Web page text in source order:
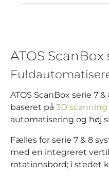
ATOS ScanBox
ATOS ScanBox serie 7
baseret på 3D scanning
automatisering og høj
Fælles for serie 7 & 8
med en integreret
rotationsbord; i stedet